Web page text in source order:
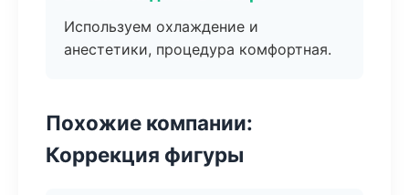
Используем охлаждение и
анестетики, процедура комфортная.
Похожие компании:
Коррекция фигуры